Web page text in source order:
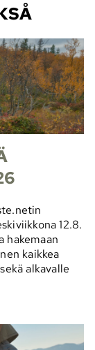
12.8.
hakemaan
kaikkea
alkavalle